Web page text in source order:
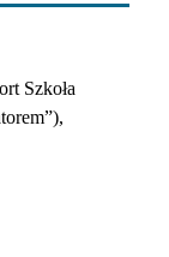
Szkoła